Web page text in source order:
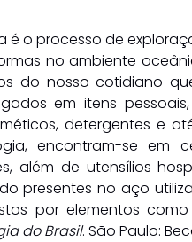
é o processo de
no ambiente
do nosso cotidiano
em itens
detergentes e
encontram-se em
além de utensílios
presentes no aço
por elementos
do Brasil. São Paulo: